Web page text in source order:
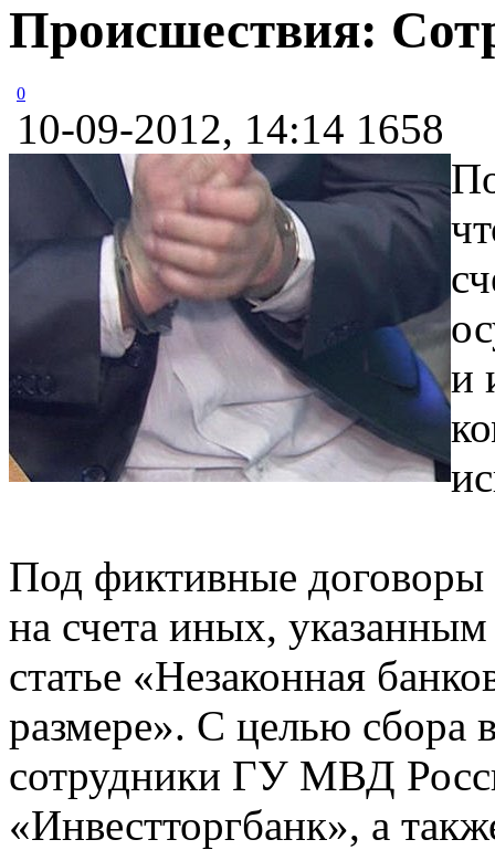
Происшествия:
0
10-09-2012, 14:14 1658
и
Под фиктивные договоры
на счета иных,
статье «Незаконная
размере». С целью сбора
сотрудники ГУ МВД
«Инвестторгбанк», а